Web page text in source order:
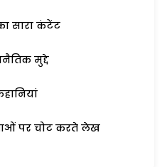
सारा कंटेंट
मुद्दे
पर चोट करते लेख